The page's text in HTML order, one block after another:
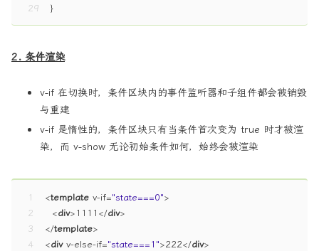
29
}
2. 条件渲染
v-if 在切换时，条件区块内的事件监听器和子组件都会被销毁
与重建
v-if 是惰性的，条件区块只有当条件首次变为 true 时才被渲
染，而 v-show 无论初始条件如何，始终会被渲染
1
2
3
4
<template v-if="state===0">
<div>1111 </div>
</template>
<div v-else-if="state===1">222</div>